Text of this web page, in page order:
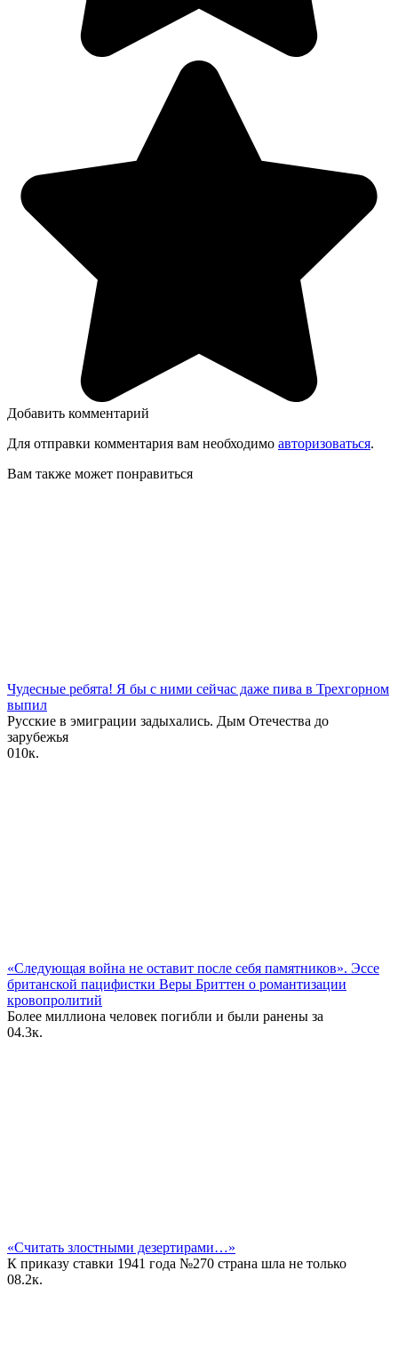
Добавить комментарий
Для отправки комментария вам необходимо авторизоваться.
Вам также может понравиться
Чудесные ребята! Я бы с ними сейчас даже пива в Трехгорном
выпил
Русские в эмиграции задыхались. Дым Отечества до
зарубежья
010к.
«Следующая война не оставит после себя памятников». Эссе
британской пацифистки Веры Бриттен о романтизации
кровопролитий
Более миллиона человек погибли и были ранены за
04.3к.
«Считать злостными дезертирами…»
К приказу ставки 1941 года №270 страна шла не только
08.2к.